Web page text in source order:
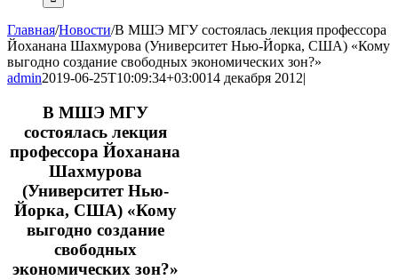
Главная/Новости/В МШЭ МГУ состоялась лекция профессора
Йоханана Шахмурова (Университет Нью-Йорка, США) «Кому
выгодно создание свободных экономических зон?»
admin2019-06-25T10:09:34+03:0014 декабря 2012|
В МШЭ МГУ
состоялась лекция
профессора Йоханана
Шахмурова
(Университет Нью-
Йорка, США) «Кому
выгодно создание
свободных
экономических зон?»